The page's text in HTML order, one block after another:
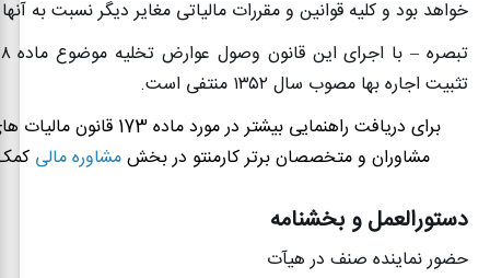
خواهد بود و کلیه قوانین و مقررات مالیاتی مغایر دیگر نسبت به
تبصره – با اجرای این قانون وصول عوارض تخلیه موضوع ماده۸
تثبیت اجاره بها مصوب سال ۱۳۵۲ منتفی است.
برای دریافت راهنمایی بیشتر در مورد
مشاوران و متخصصان برتر کارمنتو در بخشمشاوره مالی
دستورالعمل و بخشنامه
حضور نماینده صنف در هیآت